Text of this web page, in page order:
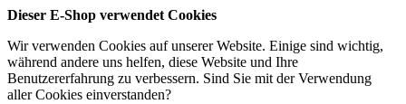
Dieser E-Shop verwendet Cookies
Wir verwenden Cookies auf unserer Website. Einige sind wichtig,
während andere uns helfen, diese Website und Ihre
Benutzererfahrung zu verbessern. Sind Sie mit der Verwendung
aller Cookies einverstanden?